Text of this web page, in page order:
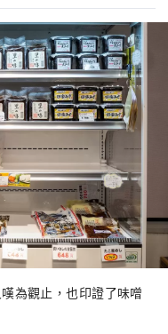
為觀止，也印證了味噌